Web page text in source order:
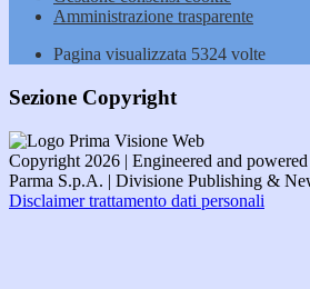
Amministrazione trasparente
Pagina visualizzata 5324 volte
Sezione Copyright
Copyright 2026 | Engineered and
Parma S.p.A. | Divisione Publishing &
Disclaimer trattamento dati personali